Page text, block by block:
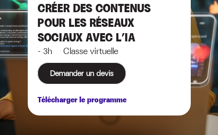
CRÉER DES CONTENUS
POUR LES RÉSEAUX
SOCIAUX AVEC L’IA
- 3h Classe virtuelle
Demander un devis
Télécharger le programme